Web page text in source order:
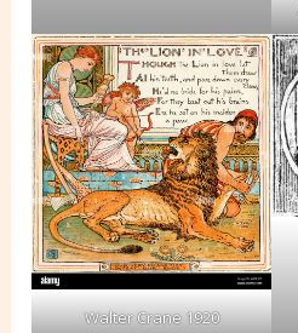
Walter Crane 1920